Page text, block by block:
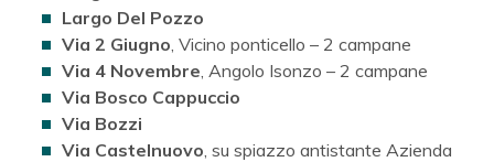
Largo Del Pozzo
Via 2 Giugno , Vicino ponticello – 2 campane
Via 4 Novembre , Angolo Isonzo – 2 campane
Via Bosco Cappuccio
Via Bozzi
Via Castelnuovo , su spiazzo antistante Azienda